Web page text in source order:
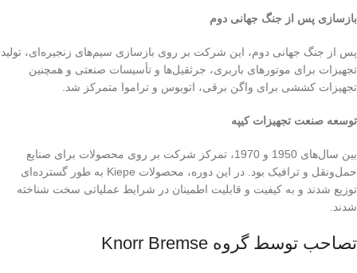
بازسازی پس از جنگ جهانی دوم
پس از جنگ جهانی دوم، این شرکت بر روی بازسازی سیم‌های زنجیره‌ای، تولید
تجهیزات برای موتورهای باربری، جرثقیل‌ها و تأسیسات صنعتی و همچنین
تجهیزات کششی برای واگن برقی، اتوبوس و تراموا متمرکز شد.
توسعه صنعت تجهیزات کیپه
بین سال‌های 1950 و 1970، تمرکز شرکت بر روی محصولات برای صنایع
حمل‌ونقل و ترافیک بود. در این دوره، محصولات Kiepe به طور گسترده‌ای
توزیع شدند و به کیفیت و قابلیت اطمینان در شرایط عملیاتی سخت شناخته
شدند.
تصاحب توسط گروه Knorr Bremse